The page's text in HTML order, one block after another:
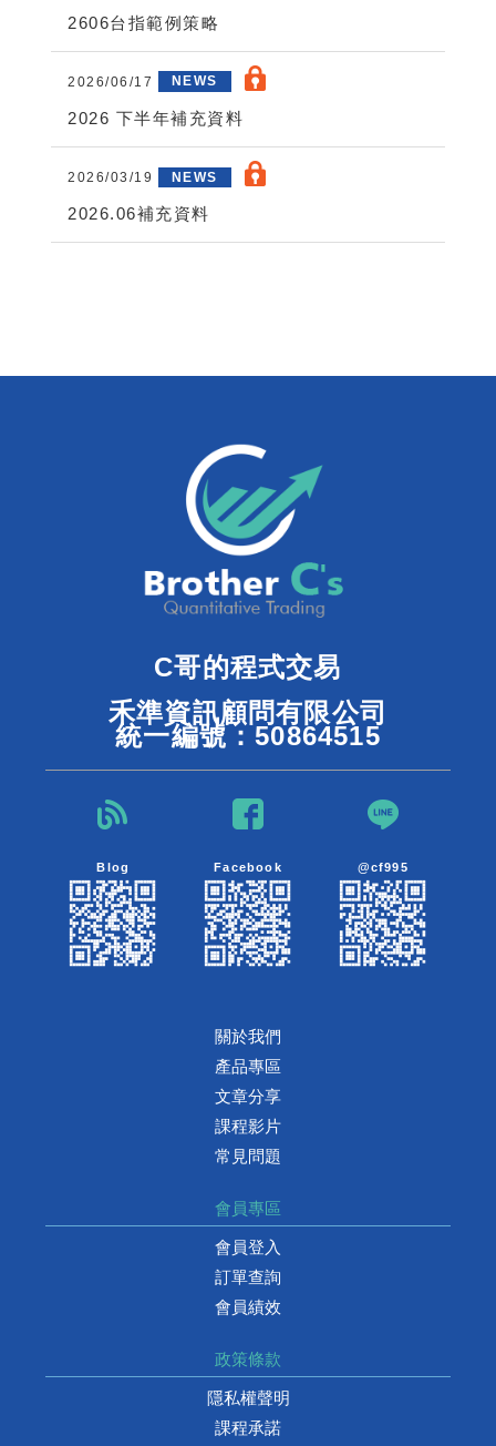
2606台指範例策略
2026/06/17 NEWS
2026 下半年補充資料
2026/03/19 NEWS
2026.06補充資料
C哥的程式交易
禾準資訊顧問有限公司
統一編號：50864515
Blog Facebook @cf995
關於我們
產品專區
文章分享
課程影片
常見問題
會員專區
會員登入
訂單查詢
會員績效
政策條款
隱私權聲明
課程承諾